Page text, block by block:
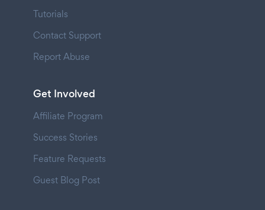
Tutorials
Contact Support
Report Abuse
Get Involved
Affiliate Program
Success Stories
Feature Requests
Guest Blog Post